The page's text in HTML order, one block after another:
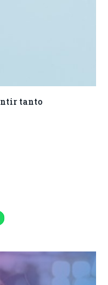
tanto